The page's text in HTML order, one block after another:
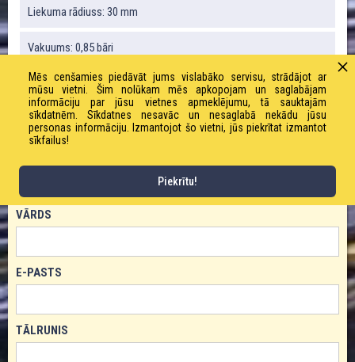
Liekuma rādiuss: 30 mm
Vakuums: 0,85 bāri
Svars: 200 g / m
Darba spiediens: 6,0 bāri
VĀRDS
E-PASTS
TĀLRUNIS
Mēs cenšamies piedāvāt jums vislabāko servisu, strādājot ar
mūsu vietni. Šim nolūkam mēs apkopojam un saglabājam
informāciju par jūsu vietnes apmeklējumu, tā sauktajām
sīkdatnēm. Sīkdatnes nesavāc un nesaglabā nekādu jūsu
personas informāciju. Izmantojot šo vietni, jūs piekrītat izmantot
sīkfailus!
Piekrītu!